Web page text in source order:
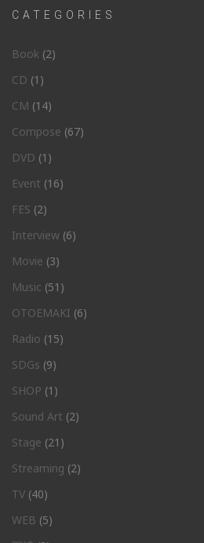
CATEGORIES
Book (2)
CD (1)
CM (14)
Compose (67)
DVD (1)
Event (16)
FES (2)
Interview (6)
Movie (3)
Music (51)
OTOEMAKI (6)
Radio (15)
SDGs (9)
SHOP (1)
Sound Art (2)
Stage (21)
Streaming (2)
TV (40)
WEB (5)